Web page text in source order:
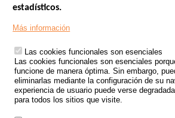
Footer
TRATAMIENTO DE DATOS PERSONALES
ACCIDENTES DE TRÁFICO
ESTUDIOS
CONVOCATORIA DE PROYECTOS DE
estadísticos.
Más información
Las cookies funcionales son esenciales
Las cookies funcionales son esenciales
funcione de manera óptima. Sin embargo,
eliminarlas mediante la configuración de su
experiencia de usuario puede verse
para todos los sitios que visite.